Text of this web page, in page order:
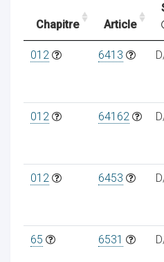
Chapitre Article
012 6413
012 64162
012 6453
65 6531